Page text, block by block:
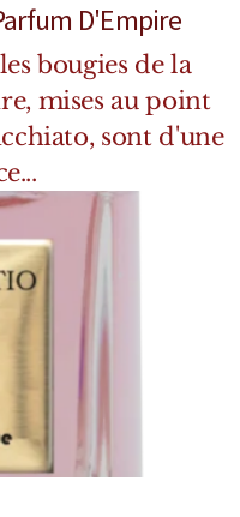
D'Empire
bougies de la
mises au point
sont d'une